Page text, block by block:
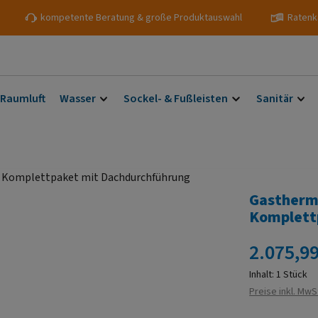
kompetente Beratung & große Produktauswahl
Wasser Sockel- & Fußleisten Sanitär
Regulärer
Inhalt:1 Stück
Preise inkl.